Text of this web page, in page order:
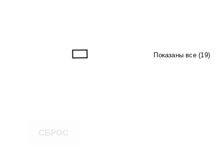
Показаны все (19)